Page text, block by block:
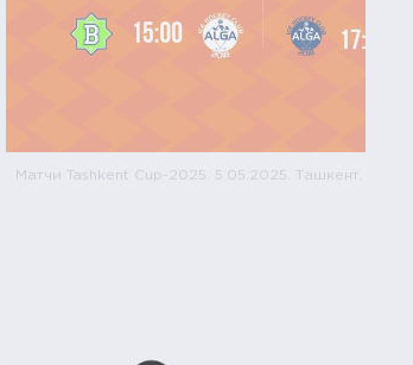
Матчи Tashkent Cup-2025. 5.05.2025. Ташкент,